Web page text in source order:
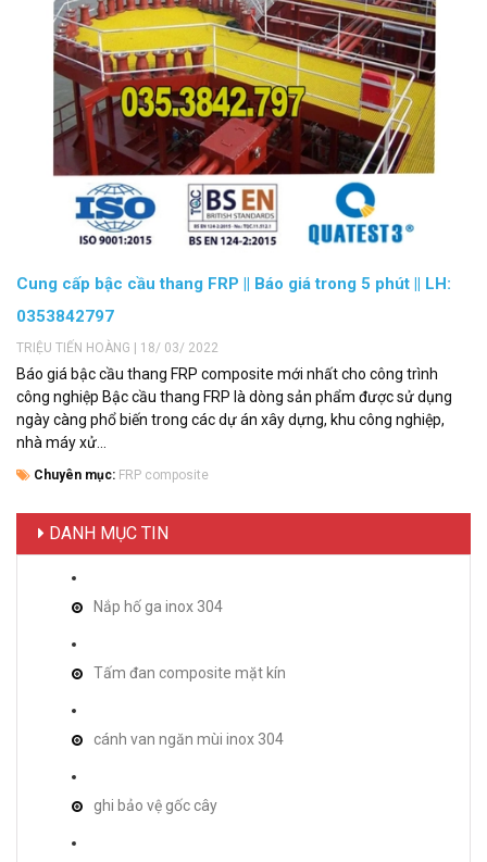
Cung cấp bậc cầu thang FRP || Báo giá trong 5 phút || LH:
0353842797
TRIỆU TIẾN HOÀNG | 18/ 03/ 2022
Báo giá bậc cầu thang FRP composite mới nhất cho công trình
công nghiệp Bậc cầu thang FRP là dòng sản phẩm được sử dụng
ngày càng phổ biến trong các dự án xây dựng, khu công nghiệp,
nhà máy xử...
Chuyên mục: FRP composite
DANH MỤC TIN
Nắp hố ga inox 304
Tấm đan composite mặt kín
cánh van ngăn mùi inox 304
ghi bảo vệ gốc cây